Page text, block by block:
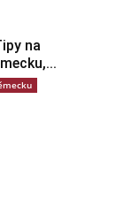
na